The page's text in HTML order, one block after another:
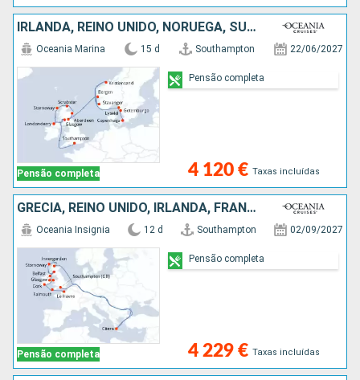
IRLANDA, REINO UNIDO, NORUEGA, SUÉCIA, DINAMARCA
Pensão completa
Oceania Marina 15 d Southampton 22/06/2027
4 120 € Taxas incluídas
Pensão completa
GRÉCIA, REINO UNIDO, IRLANDA, FRANÇA
Pensão completa
Oceania Insignia 12 d Southampton 02/09/2027
4 229 € Taxas incluídas
Pensão completa